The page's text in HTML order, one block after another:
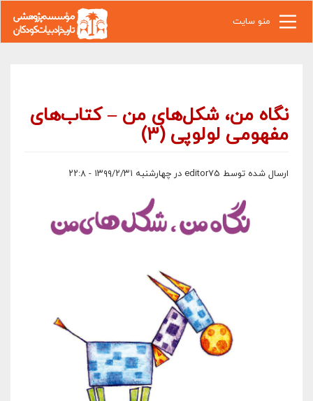
منو سایت
نگاه من، شکل‌های من – کتاب‌های
مفهومی لولوپی (۳)
ارسال شده توسط editor75 در چهارشنبه ۱۳۹۹/۲/۳۱ - ۲۲:۸